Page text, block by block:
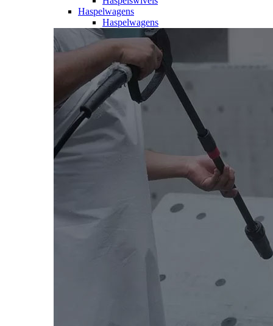
Haspelwagens
Haspelwagens